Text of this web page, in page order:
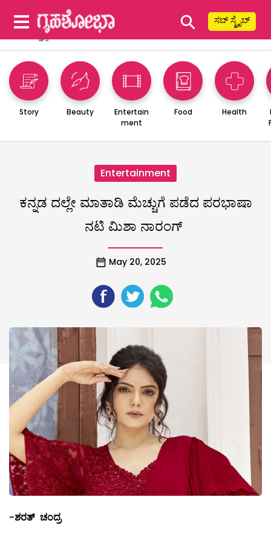
⚲ ಸಬ್ ಸ್ಕ್ರೈಬ್
Story Beauty
Entertain
ment
Food Health
Entertainment
ಕನ್ನಡ ದಲ್ಲೇ ಮಾತಾಡಿ ಮೆಚ್ಚುಗೆ ಪಡೆದ ಪರಭಾಷಾ
ನಟಿ ಮಿಶಾ ನಾರಂಗ್
May 20, 2025
-ಶರತ್ ಚಂದ್ರ